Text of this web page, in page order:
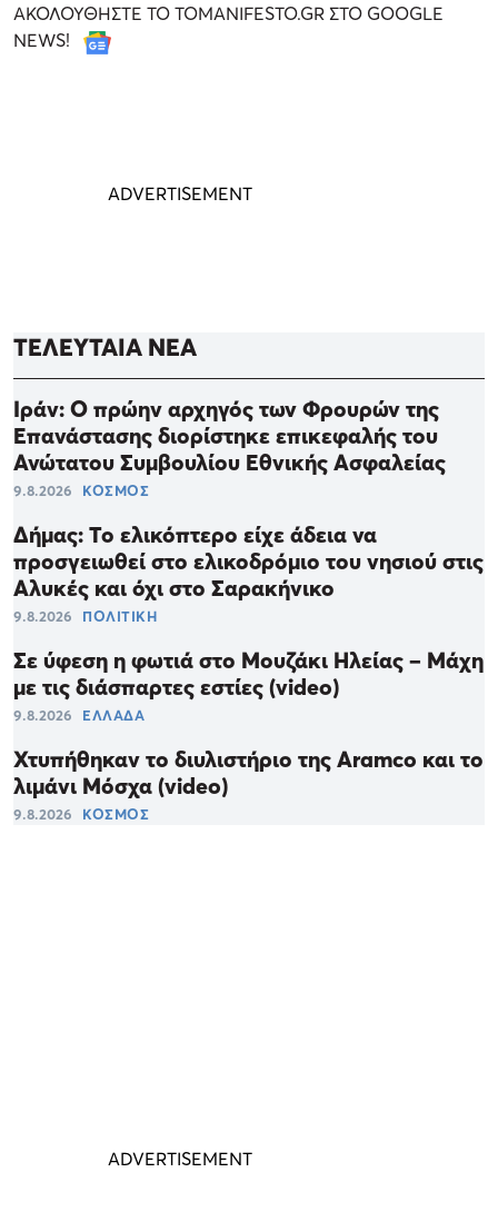
ΑΚΟΛΟΥΘΗΣΤΕ ΤΟ TOMANIFESTO.GR ΣΤΟ GOOGLE
NEWS!
ΤΕΛΕΥΤΑΙΑ ΝΕΑ
Ιράν: Ο πρώην αρχηγός των Φρουρών της
Επανάστασης διορίστηκε επικεφαλής του
Ανώτατου Συμβουλίου Εθνικής Ασφαλείας
9.8.2026 ΚΟΣΜΟΣ
Δήμας: Το ελικόπτερο είχε άδεια να
προσγειωθεί στο ελικοδρόμιο του νησιού στις
Αλυκές και όχι στο Σαρακήνικο
9.8.2026 ΠΟΛΙΤΙΚΗ
Σε ύφεση η φωτιά στο Μουζάκι Ηλείας – Μάχη
με τις διάσπαρτες εστίες (video)
9.8.2026 ΕΛΛΑΔΑ
Χτυπήθηκαν το διυλιστήριο της Aramco και το
λιμάνι Μόσχα (video)
9.8.2026 ΚΟΣΜΟΣ